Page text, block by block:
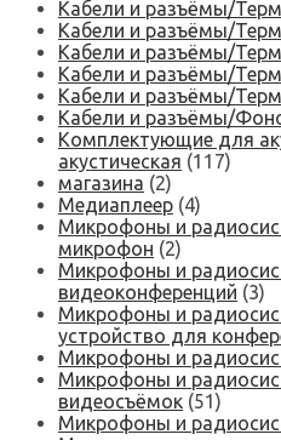
Кабели и разъёмы/
Кабели и разъёмы/
Кабели и разъёмы/
Кабели и разъёмы/
Кабели и разъёмы/
Кабели и разъёмы/
Комплектующие для
акустическая (117)
магазина (2)
Медиаплеер (4)
Микрофоны и
микрофон (2)
Микрофоны и
видеоконференций (3)
Микрофоны и
устройство для
Микрофоны и
Микрофоны и
видеосъёмок (51)
Микрофоны и